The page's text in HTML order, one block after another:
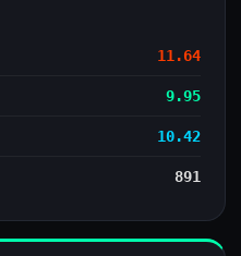
11.64
9.95
10.42
891